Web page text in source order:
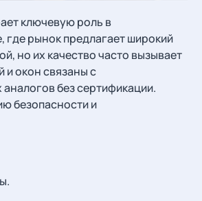
ключевую роль в
где рынок предлагает широкий
но их качество часто вызывает
и окон связаны с
без сертификации.
безопасности и